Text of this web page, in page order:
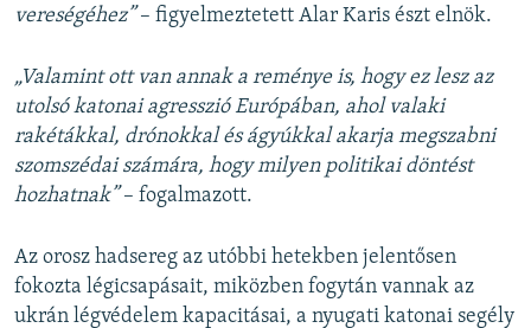
vereségéhez”– figyelmeztetett Alar Karis észt elnök.
„Valamint ott van annak a reménye is, hogy ez lesz az
utolsó katonai agresszió Európában, ahol valaki
rakétákkal, drónokkal és ágyúkkal akarja megszabni
szomszédai számára, hogy milyen politikai döntést
hozhatnak”– fogalmazott.
Az orosz hadsereg az utóbbi hetekben jelentősen
fokozta légicsapásait, miközben fogytán vannak az
ukrán légvédelem kapacitásai, a nyugati katonai segély